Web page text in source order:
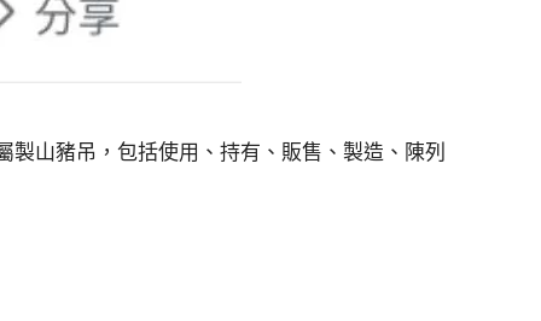
山豬吊，包括使用、持有、販售、製造、陳列